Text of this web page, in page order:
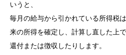
いうと、
毎月の給与から引かれている所得税
来の所得を確定し、計算し直した上
還付または徴収したりします。